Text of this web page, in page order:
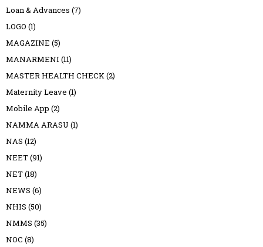
Loan & Advances (7)
LOGO (1)
MAGAZINE (5)
MANARMENI (11)
MASTER HEALTH CHECK(2)
Maternity Leave (1)
Mobile App (2)
NAMMA ARASU (1)
NAS (12)
NEET(91)
NET(18)
NEWS (6)
NHIS (50)
NMMS (35)
NOC (8)